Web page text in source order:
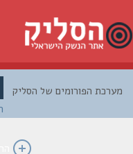
הפורומים של הסליק
הרשמה